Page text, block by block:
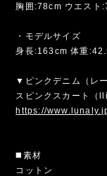
胸囲:78cm ウエス
・モデルサイズ
身長:163cm 体重
▼ピンクデニム（レ
スピンクスカート（
https://
◼️素材
コットン